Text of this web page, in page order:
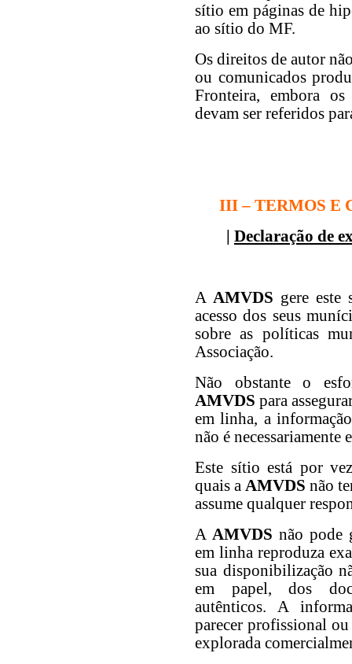
sítio em páginas de
ao sítio do MF.
Os direitos de autor
ou comunicados
Fronteira, embora os
devam ser referidos
III – TERMOS E
Declaração de
A AMVDS gere
acesso dos seus
sobre as políticas
Associação.
Não obstante o
AMVDS para
em linha, a
não é
Este sítio está por
quais a AMVDS não
assume qualquer
A AMVDS não pode
em linha reproduza
sua disponibilização
em papel, dos
autênticos. A
parecer profissional
explorada